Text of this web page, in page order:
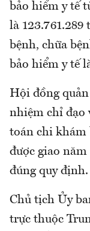
bảo hiểm y tế
là
bệnh, chữa
bảo hiểm y tế
Hội đồng
nhiệm chỉ đạo
toán chi khám
được giao
đúng quy định.
Chủ tịch Ủy
trực thuộc